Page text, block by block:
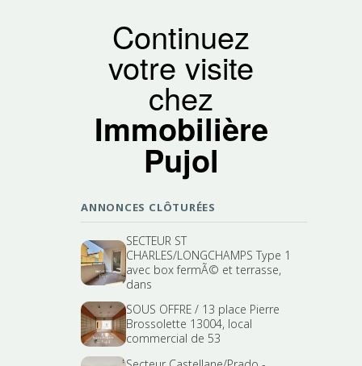
Continuez
votre visite
chez
Immobilière
Pujol
ANNONCES CLÔTURÉES
SECTEUR ST
CHARLES/LONGCHAMPS Type 1
avec box fermÃ© et terrasse,
dans
SOUS OFFRE / 13 place Pierre
Brossolette 13004, local
commercial de 53